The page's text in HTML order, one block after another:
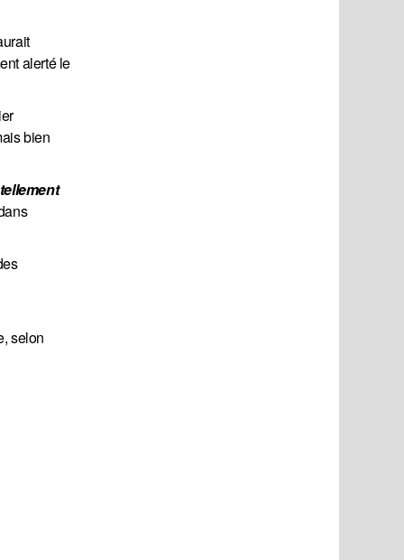
alerté le
bien
selon